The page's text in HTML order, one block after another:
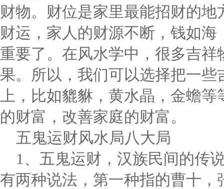
财物。财位是家里最能招财的
财运，家人的财源不断，钱如
重要了。在风水学中，很多吉祥
果。所以，我们可以选择把一些
上，比如貔貅，黄水晶，金蟾等
的财富，改善家庭的财富。
五鬼运财风水局八大局
1、五鬼运财，汉族民间的传
有两种说法，第一种指的曹十，